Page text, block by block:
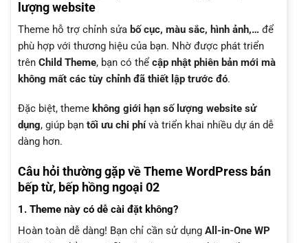
lượng website
Theme hỗ trợ chỉnh sửa bố cục, màu sắc, hình ảnh,… để
phù hợp với thương hiệu của bạn. Nhờ được phát triển
trên Child Theme, bạn có thể cập nhật phiên bản mới mà
không mất các tùy chỉnh đã thiết lập trước đó.
Đặc biệt, theme không giới hạn số lượng website sử
dụng, giúp bạn tối ưu chi phívà triển khai nhiều dự án dễ
dàng hơn.
Câu hỏi thường gặp về Theme WordPress bán
bếp từ, bếp hồng ngoại 02
1. Theme này có dễ cài đặt không?
Hoàn toàn dễ dàng! Bạn chỉ cần sử dụng All-in-One WP